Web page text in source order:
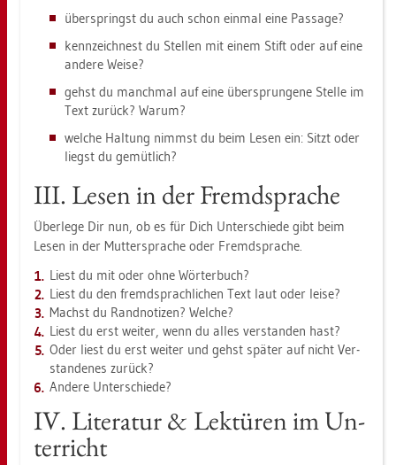
über­springst du auch schon ein­mal eine Pas­sa­ge?
kenn­zeich­nest du Stel­len mit einem Stift oder auf eine
an­de­re Weise?
gehst du manch­mal auf eine über­sprun­ge­ne Stel­le im
Text zu­rück? Warum?
wel­che Hal­tung nimmst du beim Lesen ein: Sitzt oder
liegst du ge­müt­lich?
III. Lesen in der Fremd­spra­che
Über­le­ge Dir nun, ob es für Dich Un­ter­schie­de gibt beim
Lesen in der Mut­ter­spra­che oder Fremd­spra­che.
Liest du mit oder ohne Wör­ter­buch?
Liest du den fremd­sprach­li­chen Text laut oder leise?
Machst du Rand­no­ti­zen? Wel­che?
Liest du erst wei­ter, wenn du alles ver­stan­den hast?
Oder liest du erst wei­ter und gehst spä­ter auf nicht Ver­
stan­de­nes zu­rück?
An­de­re Un­ter­schie­de?
IV. Li­te­ra­tur & Lek­tü­ren im Un­
ter­richt